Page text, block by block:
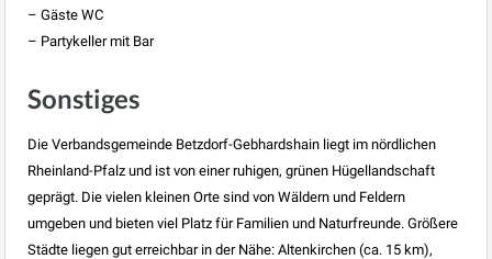
– Gäste WC
– Partykeller mit Bar
Sonstiges
Die Verbandsgemeinde Betzdorf-Gebhardshain liegt im nördlichen
Rheinland-Pfalz und ist von einer ruhigen, grünen Hügellandschaft
geprägt. Die vielen kleinen Orte sind von Wäldern und Feldern
umgeben und bieten viel Platz für Familien und Naturfreunde. Größere
Städte liegen gut erreichbar in der Nähe: Altenkirchen (ca. 15 km),